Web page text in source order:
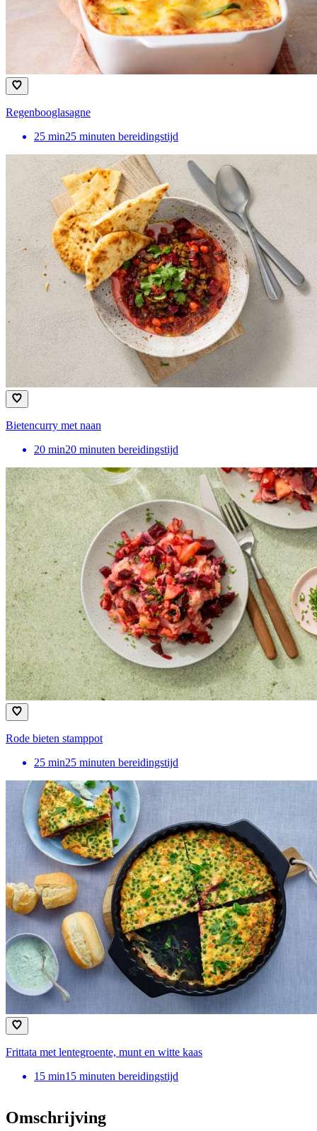
Regenbooglasagne
25 min25 minuten bereidingstijd
Bietencurry met naan
20 min20 minuten bereidingstijd
Rode bieten stamppot
25 min25 minuten bereidingstijd
Frittata met lentegroente, munt en witte kaas
15 min15 minuten bereidingstijd
Omschrijving